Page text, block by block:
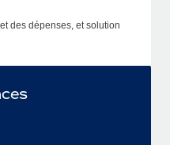
des dépenses, et solution